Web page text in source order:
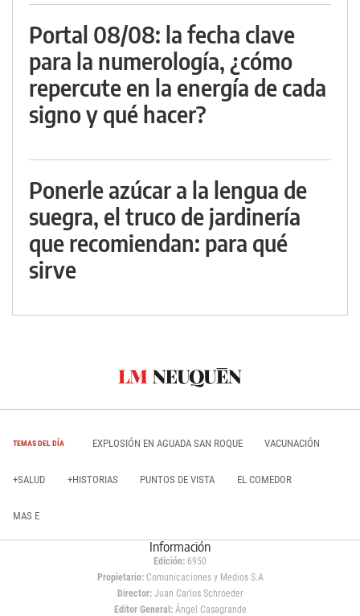
Portal 08/08: la fecha clave
para la numerología, ¿cómo
repercute en la energía de cada
signo y qué hacer?
Ponerle azúcar a la lengua de
suegra, el truco de jardinería
que recomiendan: para qué
sirve
TEMAS DEL DÍA EXPLOSIÓN EN AGUADA SAN ROQUE VACUNACIÓN
+SALUD +HISTORIAS PUNTOS DE VISTA EL COMEDOR
MAS E
Información
Edición: 6950
Propietario:Comunicaciones y Medios S.A
Director: Juan Carlos Schroeder
Editor General:Ángel Casagrande